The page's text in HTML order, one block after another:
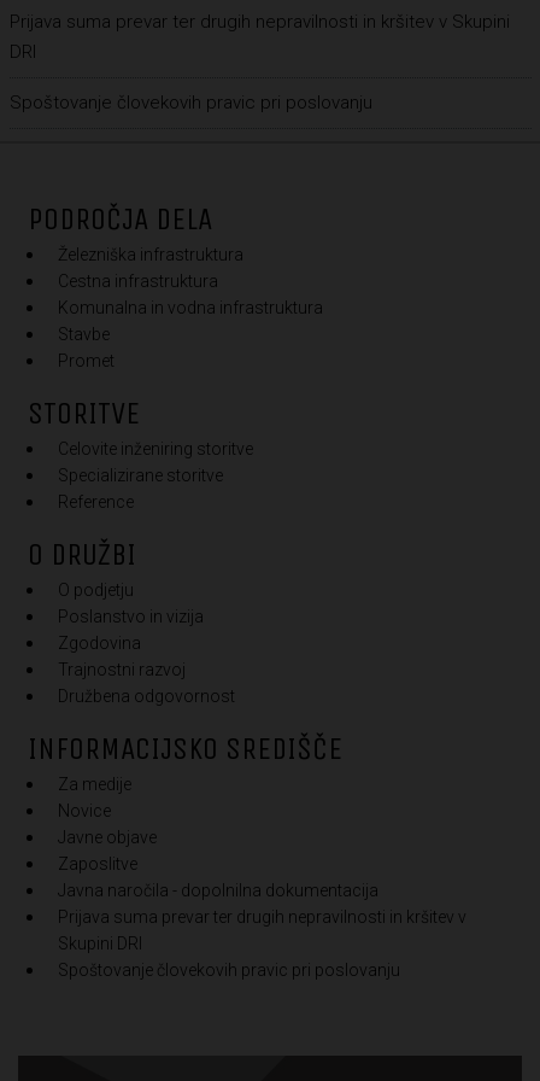
Prijava suma prevar ter drugih nepravilnosti in kršitev v Skupini
DRI
Spoštovanje človekovih pravic pri poslovanju
PODROČJA DELA
Železniška infrastruktura
Cestna infrastruktura
Komunalna in vodna infrastruktura
Stavbe
Promet
STORITVE
Celovite inženiring storitve
Specializirane storitve
Reference
O DRUŽBI
O podjetju
Poslanstvo in vizija
Zgodovina
Trajnostni razvoj
Družbena odgovornost
INFORMACIJSKO SREDIŠČE
Za medije
Novice
Javne objave
Zaposlitve
Javna naročila - dopolnilna dokumentacija
Prijava suma prevar ter drugih nepravilnosti in kršitev v
Skupini DRI
Spoštovanje človekovih pravic pri poslovanju